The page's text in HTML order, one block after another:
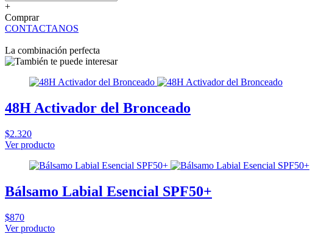
+
Comprar
CONTACTANOS
La combinación perfecta
48H Activador del Bronceado
$2.320
Ver producto
Bálsamo Labial Esencial SPF50+
$870
Ver producto